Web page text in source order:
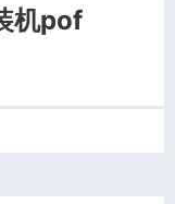
机pof